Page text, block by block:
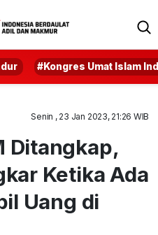
#Kongres Umat Islam
Senin , 23 Jan 2023, 21:26 WIB
Ditangkap,
Ketika Ada
Uang di